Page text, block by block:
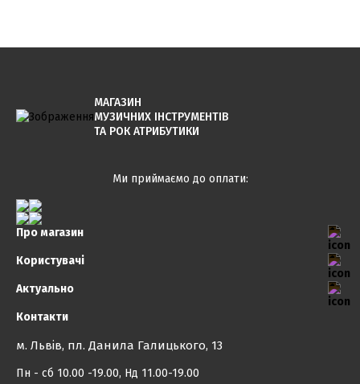
МАГАЗИН
МУЗИЧНИХ ІНСТРУМЕНТІВ
ТА РОК АТРИБУТИКИ
Ми приймаємо до оплати:
Контакти
м. Львів, пл. Данила Галицького, 13
Пн - сб 10.00 -19.00, Нд 11.00-19.00
Про магазин
Користувачі
Актуально